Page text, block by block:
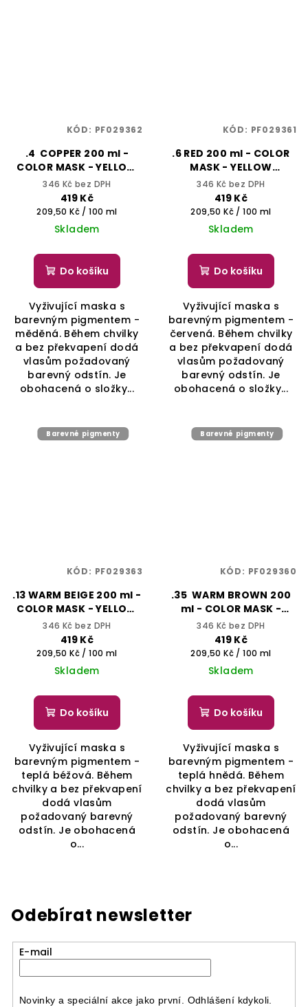
.4 COPPER 200 ml -
COLOR MASK - YELLOW
PROFESSIONAL
346 Kč bez DPH
419 Kč
Měrná
cena:
209,50 Kč / 100 ml
Skladem
Do košíku
Vyživující maska s
barevným pigmentem -
měděná. Během chvilky
a bez překvapení dodá
vlasům požadovaný
barevný odstín. Je
obohacená o složky...
KÓD: PF029362
.6 RED 200 ml - COLOR
MASK - YELLOW
PROFESSIONAL
346 Kč bez DPH
419 Kč
Měrná
cena:
209,50 Kč / 100 ml
Skladem
Do košíku
Vyživující maska s
barevným pigmentem -
červená. Během chvilky
a bez překvapení dodá
vlasům požadovaný
barevný odstín. Je
obohacená o složky...
KÓD: PF029361
Barevné pigmenty
.13 WARM BEIGE 200 ml -
COLOR MASK - YELLOW
PROFESSIONAL
346 Kč bez DPH
419 Kč
Měrná
cena:
209,50 Kč / 100 ml
Skladem
Do košíku
Vyživující maska s
barevným pigmentem -
teplá béžová. Během
chvilky a bez překvapení
dodá vlasům
požadovaný barevný
odstín. Je obohacená
o...
KÓD: PF029363
Barevné pigmenty
.35 WARM BROWN 200
ml - COLOR MASK -
YELLOW PROFESSIONAL
346 Kč bez DPH
419 Kč
Měrná
cena:
209,50 Kč / 100 ml
Skladem
Do košíku
Vyživující maska s
barevným pigmentem -
teplá hnědá. Během
chvilky a bez překvapení
dodá vlasům
požadovaný barevný
odstín. Je obohacená
o...
KÓD: PF029360
Odebírat newsletter
E-mail
Novinky a speciální akce jako první. Odhlášení kdykoli.